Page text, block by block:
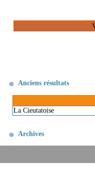
Anciens résultats
La Cieutatoise
Archives